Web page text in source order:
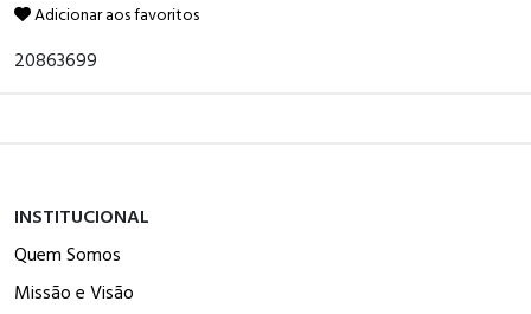
Adicionar aos favoritos
20863699
INSTITUCIONAL
Quem Somos
Missão e Visão